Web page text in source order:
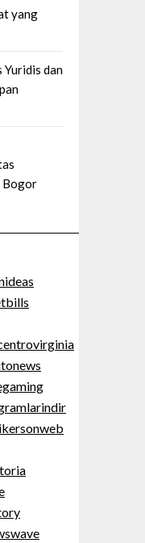
yang
Yuridis dan
Bogor